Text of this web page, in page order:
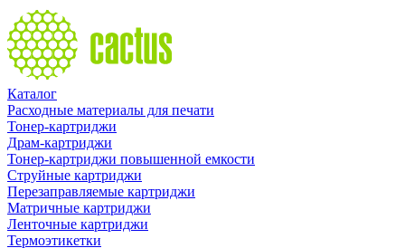
Каталог
Расходные материалы для печати
Тонер-картриджи
Драм-картриджи
Тонер-картриджи повышенной емкости
Струйные картриджи
Перезаправляемые картриджи
Матричные картриджи
Ленточные картриджи
Термоэтикетки